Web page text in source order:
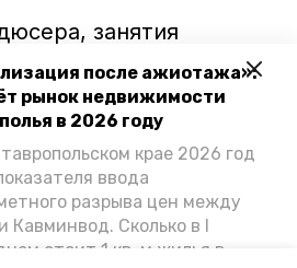
после ажиотажа»:
рынок недвижимости
в 2026 году
крае 2026 год
ввода
разрыва цен между
Кавминвод. Сколько в I
стоит 1 кв. м жилья в
занятия
Кокорину-
после
И после этого
ни на кого кидаться».
пользователей
маленькая